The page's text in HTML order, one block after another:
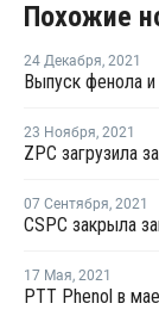
Похожие
24 Декабря, 2021
Выпуск фенола и
23 Ноября, 2021
07 Сентября, 2021
17 Мая, 2021